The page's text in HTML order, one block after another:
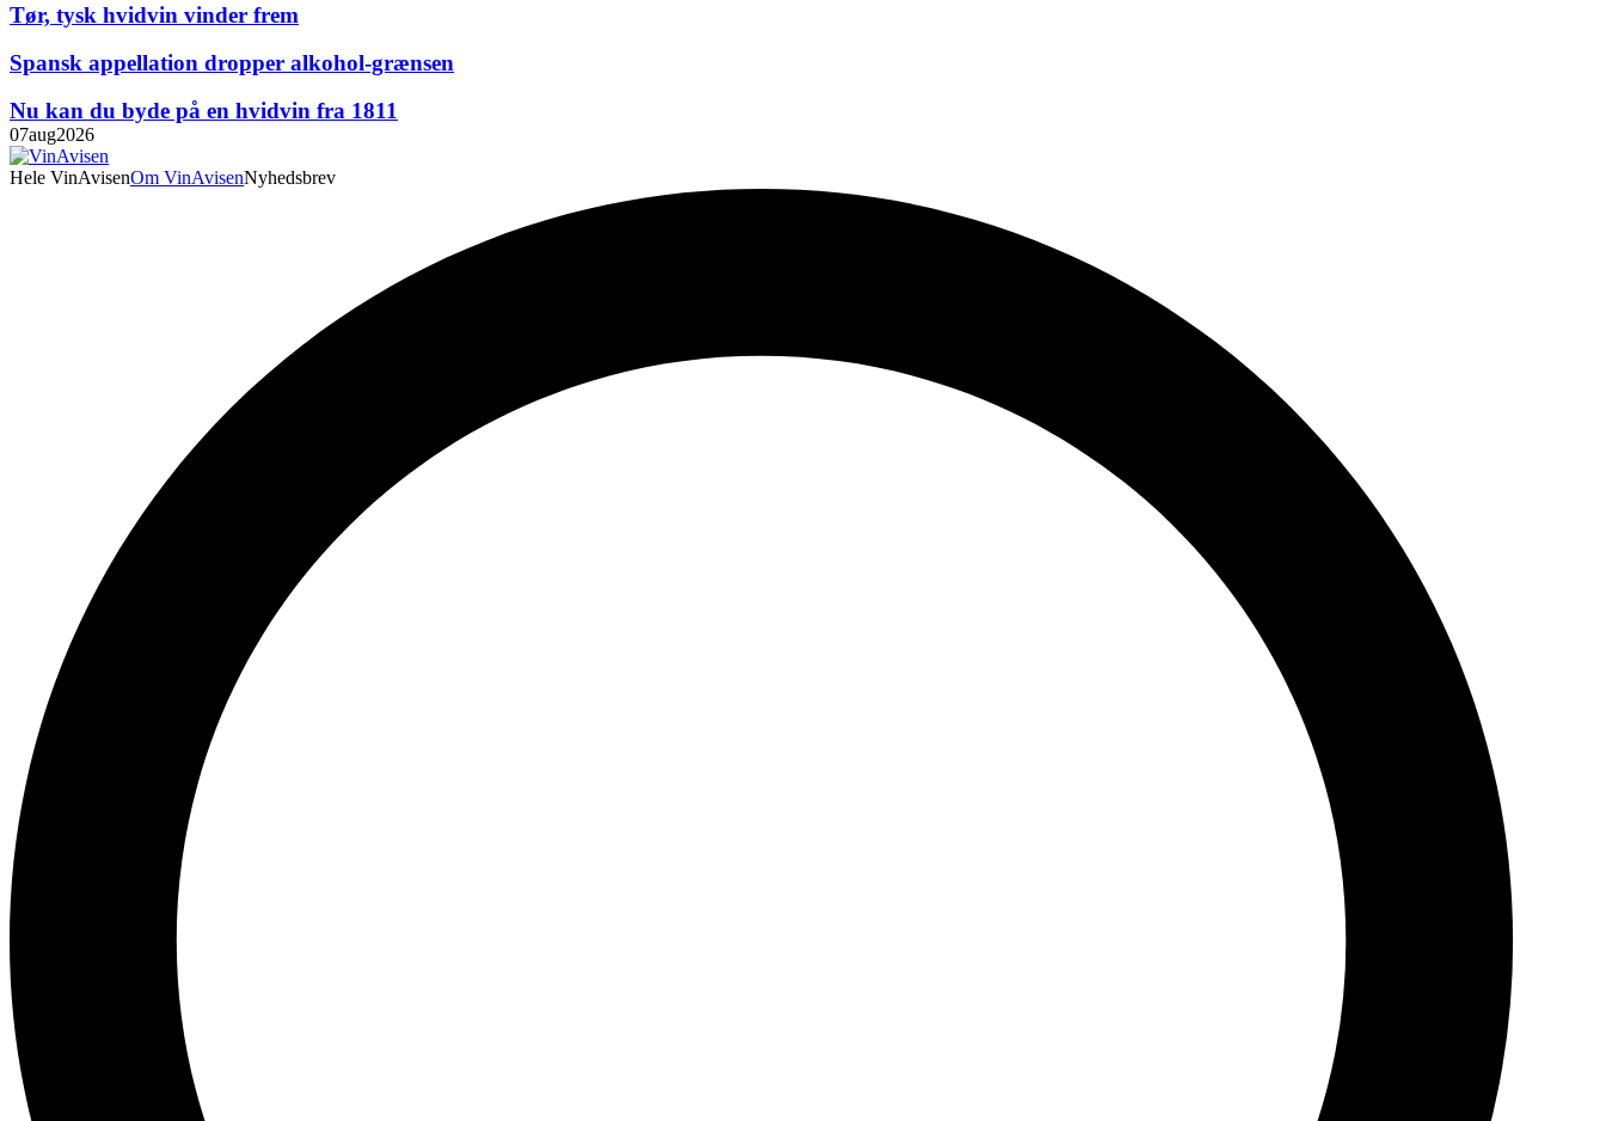
Tør, tysk hvidvin vinder frem
Spansk appellation dropper alkohol-grænsen
Nu kan du byde på en hvidvin fra 1811
07aug2026
Hele VinAvisenOm VinAvisenNyhedsbrev